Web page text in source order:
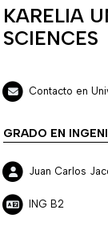
KARELIA
SCIENCES
Contacto en
GRADO EN
Juan Carlos
ING B2